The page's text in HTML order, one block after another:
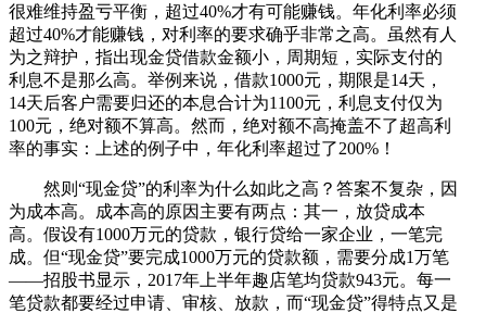
很难维持盈亏平衡，超过40%才有可能赚钱。年化利率必须
超过40%才能赚钱，对利率的要求确乎非常之高。虽然有人
为之辩护，指出现金贷借款金额小，周期短，实际支付的
利息不是那么高。举例来说，借款1000元，期限是14天，
14天后客户需要归还的本息合计为1100元，利息支付仅为
100元，绝对额不算高。然而，绝对额不高掩盖不了超高利
率的事实：上述的例子中，年化利率超过了200%！
然则“现金贷”的利率为什么如此之高？答案不复杂，因
为成本高。成本高的原因主要有两点：其一，放贷成本
高。假设有1000万元的贷款，银行贷给一家企业，一笔完
成。但“现金贷”要完成1000万元的贷款额，需要分成1万笔
——招股书显示，2017年上半年趣店笔均贷款943元。每一
笔贷款都要经过申请、审核、放款，而“现金贷”得特点又是